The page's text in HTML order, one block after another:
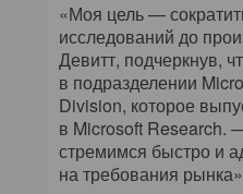
«Моя цель —
исследований до
Девитт, подчеркнув,
в подразделении
Division, которое
в Microsoft Research.
стремимся быстро и
на требования